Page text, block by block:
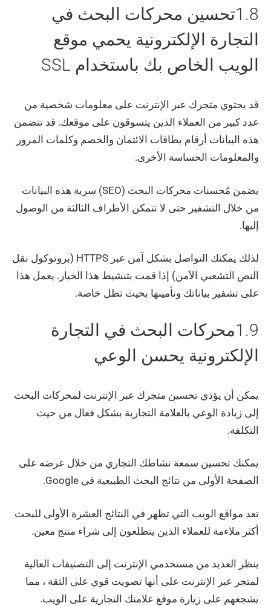
1.8تحسين محركات البحث في
التجارة الإلكترونية يحمي موقع
الويب الخاص بك باستخدام SSL
قد يحتوي متجرك عبر الإنترنت على معلومات شخصية من
عدد كبير من العملاء الذين يتسوقون على موقعك. قد تتضمن
هذه البيانات أرقام بطاقات الائتمان والخصم وكلمات المرور
والمعلومات الحساسة الأخرى.
يضمن مُحسنات محركات البحث (SEO) سرية هذه البيانات
من خلال التشفير حتى لا تتمكن الأطراف الثالثة من الوصول
إليها.
لذلك يمكنك التواصل بشكل آمن عبر HTTPS (بروتوكول نقل
النص التشعبي الآمن) إذا قمت بتنشيط هذا الخيار. يعمل هذا
على تشفير بياناتك وتأمينها بحيث تظل خاصة.
1.9محركات البحث في التجارة
الإلكترونية يحسن الوعي
يمكن أن يؤدي تحسين متجرك عبر الإنترنت لمحركات البحث
إلى زيادة الوعي بالعلامة التجارية بشكل فعال من حيث
التكلفة.
يمكنك تحسين سمعة نشاطك التجاري من خلال عرضه على
الصفحة الأولى من نتائج البحث الطبيعية في Google.
تعد مواقع الويب التي تظهر في النتائج العشرة الأولى للبحث
أكثر ملاءمة للعملاء الذين يتطلعون إلى شراء منتج معين.
ينظر العديد من مستخدمي الإنترنت إلى التصنيفات العالية
لمتجر عبر الإنترنت على أنها تصويت قوي على الثقة ، مما
يشجعهم على زيارة موقع علامتك التجارية على الويب.